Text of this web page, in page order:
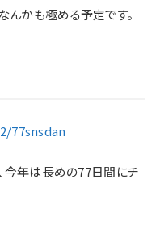
んかも極める予定です。
77snsdan
今年は長めの77日間にチ